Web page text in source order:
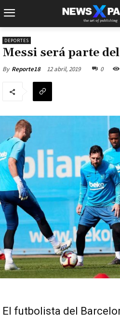
DEPORTES
Messi será parte
By Reporte18 12 abril, 2019 0
El futbolista del